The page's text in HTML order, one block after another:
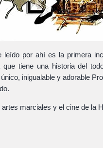
leído por ahí es la primera
que tiene una historia del
inigualable y adorable
marciales y el cine de la